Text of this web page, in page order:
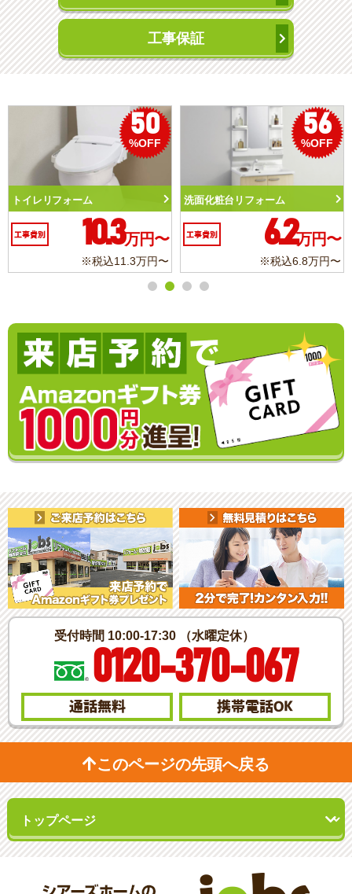
工事保証
50
%OFF
トイレリフォーム
工事費別 10.3万円〜
※税込11.3万円〜
56
%OFF
洗面化粧台リフォーム
工事費別 6.2万円〜
※税込6.8万円〜
受付時間 10:00-17:30 （水曜定休）
0120-370-067
通話無料 携帯電話OK
このページの先頭へ戻る